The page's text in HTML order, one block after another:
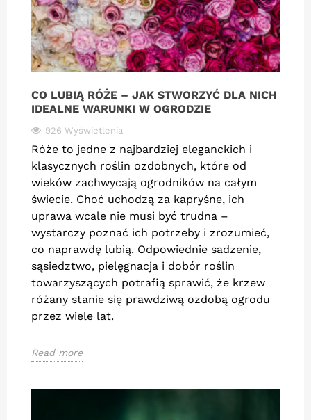
CO LUBIĄ RÓŻE – JAK STWORZYĆ DLA NICH
IDEALNE WARUNKI W OGRODZIE
926 Wyświetlenia
Róże to jedne z najbardziej eleganckich i
klasycznych roślin ozdobnych, które od
wieków zachwycają ogrodników na całym
świecie. Choć uchodzą za kapryśne, ich
uprawa wcale nie musi być trudna –
wystarczy poznać ich potrzeby i zrozumieć,
co naprawdę lubią. Odpowiednie sadzenie,
sąsiedztwo, pielęgnacja i dobór roślin
towarzyszących potrafią sprawić, że krzew
różany stanie się prawdziwą ozdobą ogrodu
przez wiele lat.
Read more